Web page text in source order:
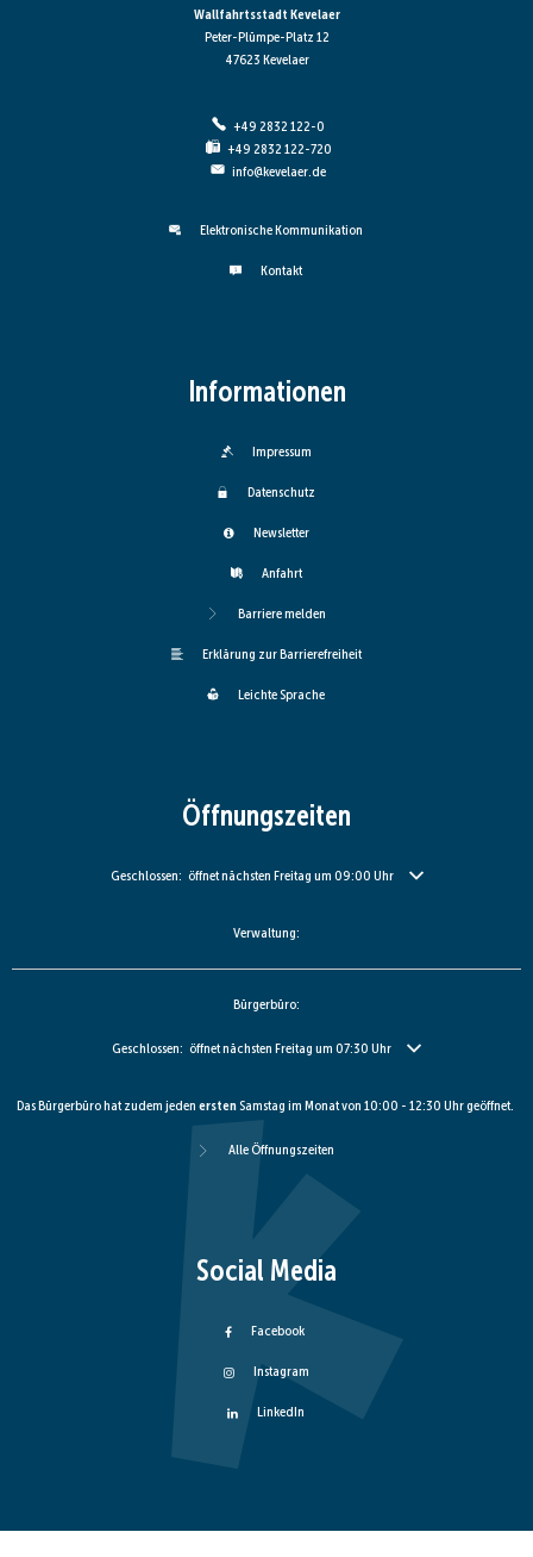
Wallfahrtsstadt Kevelaer
Peter-Plümpe-Platz 12
47623 Kevelaer
+49 2832 122-0
+49 2832 122-720
info@kevelaer.de
Elektronische Kommunikation
Kontakt
Informationen
Impressum
Datenschutz
Newsletter
Anfahrt
Barriere melden
Erklärung zur Barrierefreiheit
Leichte Sprache
Öffnungszeiten
Klicken, um weitere Öffnungs- oder Schließzeiten auszublenden
Geschlossen: öffnet nächsten Freitag um 09:00 Uhr
Verwaltung:
Bürgerbüro:
Klicken, um weitere Öffnungs- oder Schließzeiten auszublenden
Geschlossen: öffnet nächsten Freitag um 07:30 Uhr
Das Bürgerbüro hat zudem jeden erstenSamstag im Monat von 10:00 - 12:30 Uhr geöffnet.
Alle Öffnungszeiten
Social Media
Facebook
Instagram
LinkedIn